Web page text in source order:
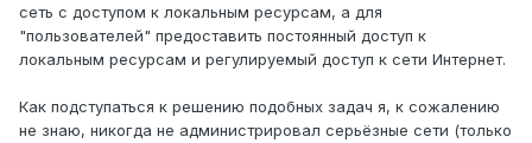
сеть с доступом к локальным ресурсам, а для
"пользователей" предоставить постоянный доступ к
локальным ресурсам и регулируемый доступ к сети Интернет.
Как подступаться к решению подобных задач я, к сожалению
не знаю, никогда не администрировал серьёзные сети (только